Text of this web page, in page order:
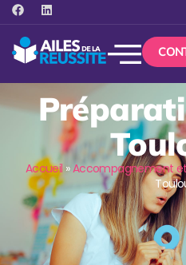
Accueil»Accompagnement